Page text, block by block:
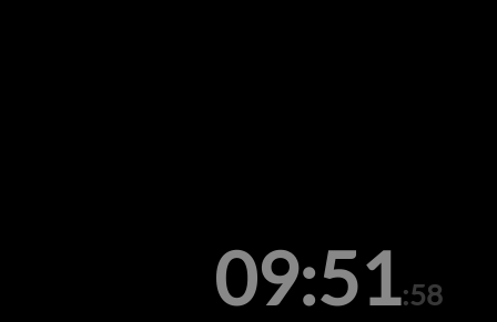
09:51:58